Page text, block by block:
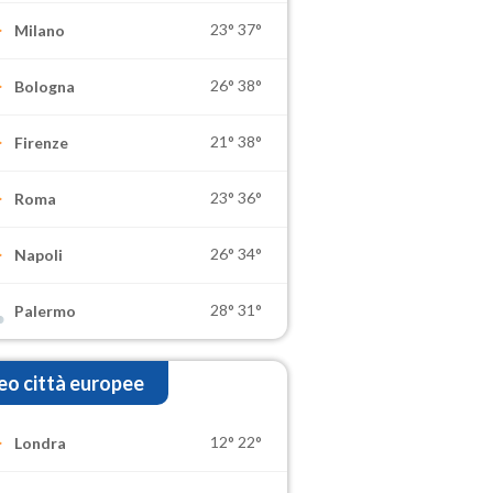
Milano 23° 37°
Bologna 26° 38°
Firenze 21° 38°
Roma 23° 36°
Napoli 26° 34°
Palermo 28° 31°
città europee
Londra 12° 22°